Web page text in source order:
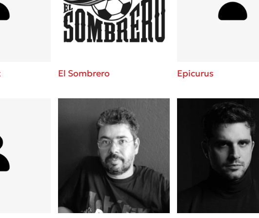
Εύκολη συνταγή για chicken BBQ pizza
από τον Άκη Πετρετζίκη!
3 βιβλία που μπορείς να διαβάσεις σε
παύση σε μετωπική σύγκρουση με τη
Το μυστηριώδες βιβλίο που λίγοι έχουν
διαβάσει
El Sombrero Epicurus